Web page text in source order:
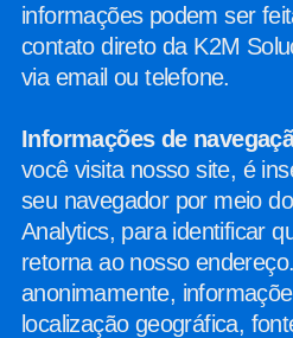
informações podem ser
contato direto da K2M
via email ou telefone.
Informações de
você visita nosso site, é
seu navegador por meio
Analytics, para identificar
retorna ao nosso
anonimamente,
localização geográfica,